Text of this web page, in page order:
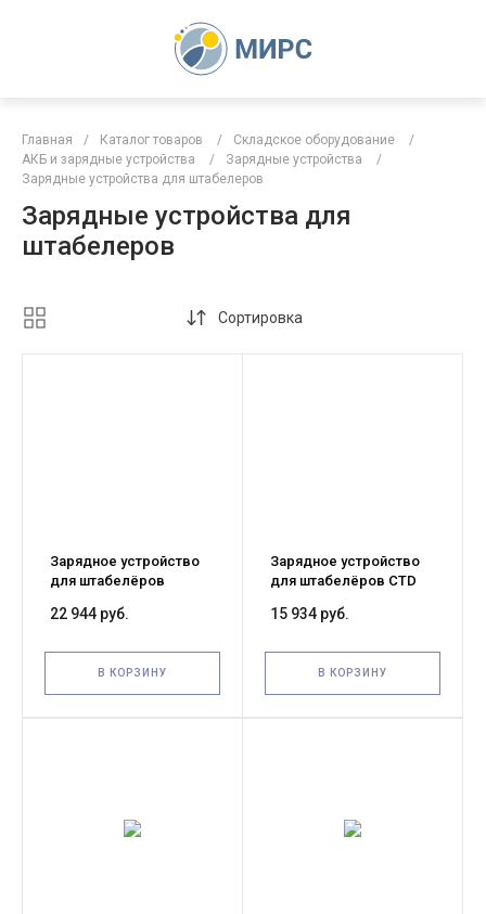
Главная / Каталог товаров / Складское оборудование
/
АКБ и зарядные устройства
/ Зарядные устройства
/
Зарядные устройства для штабелеров
Зарядные устройства для
штабелеров
Сортировка
Зарядное устройство
для штабелёров
(Charger)
22 944 руб.
В КОРЗИНУ
Зарядное устройство
для штабелёров CTD
(Charger)
15 934 руб.
В КОРЗИНУ